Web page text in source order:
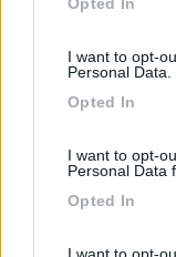
use your data for
I want to opt-
Personal Data.
Opted In
I want to opt-
Personal Data
Opted In
I want to opt-
2220
Inserito il 21/06/2006